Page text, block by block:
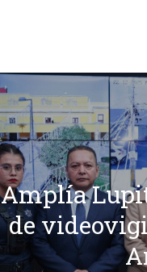
Amplía
de